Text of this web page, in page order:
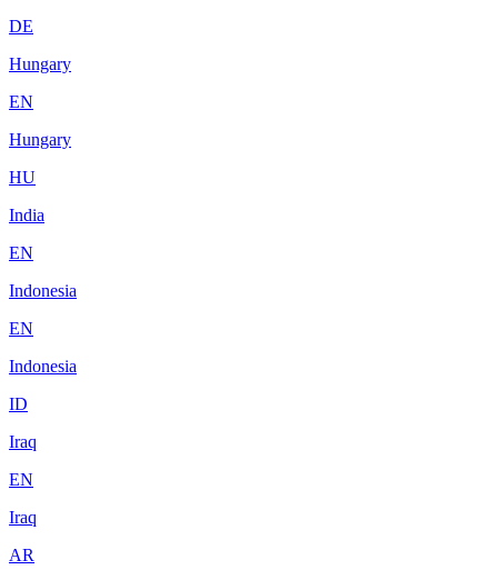
DE
Hungary
EN
Hungary
HU
India
EN
Indonesia
EN
Indonesia
ID
Iraq
EN
Iraq
AR